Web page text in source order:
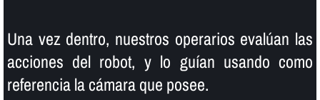
Una vez dentro, nuestros operarios evalúan las
acciones del robot, y lo guí­an usando como
referencia la cámara que posee.